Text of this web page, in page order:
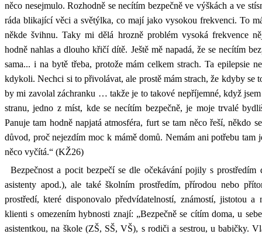
něco nesejmulo. Rozhodně se necítím bezpečně ve výškách a ve
ráda blikající věci a světýlka, co mají jako vysokou frekvenci. To
někde švihnu. Taky mi dělá hrozně problém vysoká frekvence
hodně nahlas a dlouho křičí dítě. Ještě mě napadá, že se necítím
sama... i na bytě třeba, protože mám celkem strach. Ta epilepsie
kdykoli. Nechci si to přivolávat, ale prostě mám strach, že kdyby se
by mi zavolal záchranku … takže je to takové nepříjemné, když
stranu, jedno z míst, kde se necítím bezpečně, je moje trvalé
Panuje tam hodně napjatá atmosféra, furt se tam něco řeší, někdo
důvod, proč nejezdím moc k mámě domů. Nemám ani potřebu tam
něco vyčítá.“ (KŽ26)
Bezpečnost a pocit bezpečí se dle očekávání pojily s
asistenty apod.), ale také školním prostředím, přírodou nebo
prostředí, které disponovalo předvídatelností, známostí, jistotou
klienti s omezením hybnosti znají: „Bezpečně se cítím doma, u
asistentkou, na škole (ZŠ, SŠ, VŠ), s rodiči a sestrou, u babičky.